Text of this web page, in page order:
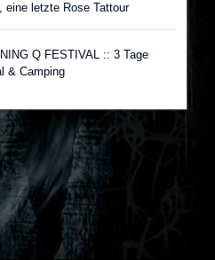
eine letzte Rose Tattour
Q FESTIVAL :: 3 Tage
& Camping